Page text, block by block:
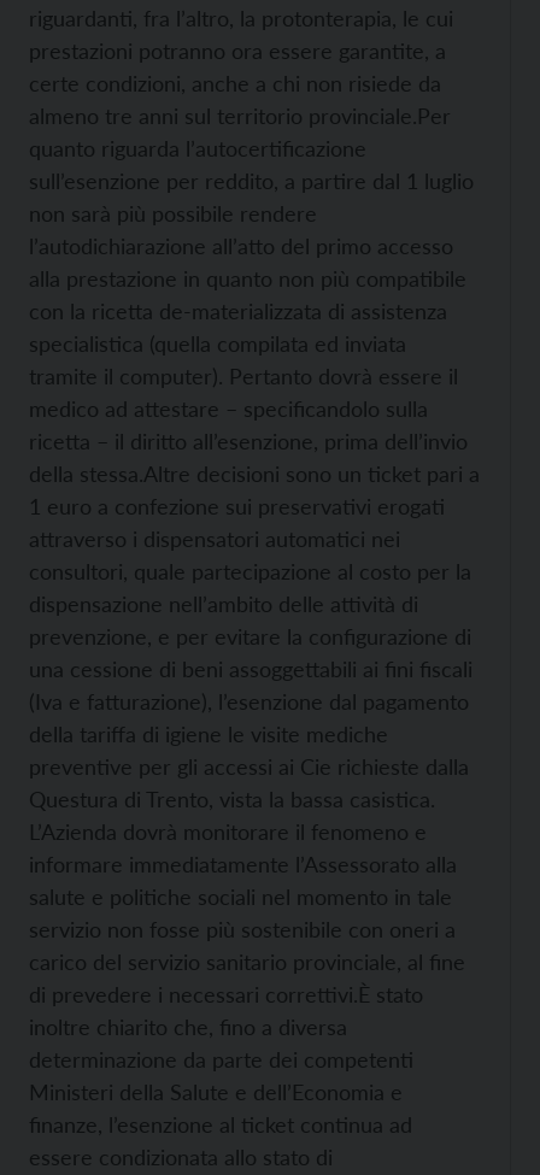
riguardanti, fra l’altro, la protonterapia, le cui
prestazioni potranno ora essere garantite, a
certe condizioni, anche a chi non risiede da
almeno tre anni sul territorio provinciale.Per
quanto riguarda l’autocertificazione
sull’esenzione per reddito, a partire dal 1 luglio
non sarà più possibile rendere
l’autodichiarazione all’atto del primo accesso
alla prestazione in quanto non più compatibile
con la ricetta de-materializzata di assistenza
specialistica (quella compilata ed inviata
tramite il computer). Pertanto dovrà essere il
medico ad attestare – specificandolo sulla
ricetta – il diritto all’esenzione, prima dell’invio
della stessa.Altre decisioni sono un ticket pari a
1 euro a confezione sui preservativi erogati
attraverso i dispensatori automatici nei
consultori, quale partecipazione al costo per la
dispensazione nell’ambito delle attività di
prevenzione, e per evitare la configurazione di
una cessione di beni assoggettabili ai fini fiscali
(Iva e fatturazione), l’esenzione dal pagamento
della tariffa di igiene le visite mediche
preventive per gli accessi ai Cie richieste dalla
Questura di Trento, vista la bassa casistica.
L’Azienda dovrà monitorare il fenomeno e
informare immediatamente l’Assessorato alla
salute e politiche sociali nel momento in tale
servizio non fosse più sostenibile con oneri a
carico del servizio sanitario provinciale, al fine
di prevedere i necessari correttivi.È stato
inoltre chiarito che, fino a diversa
determinazione da parte dei competenti
Ministeri della Salute e dell’Economia e
finanze, l’esenzione al ticket continua ad
essere condizionata allo stato di